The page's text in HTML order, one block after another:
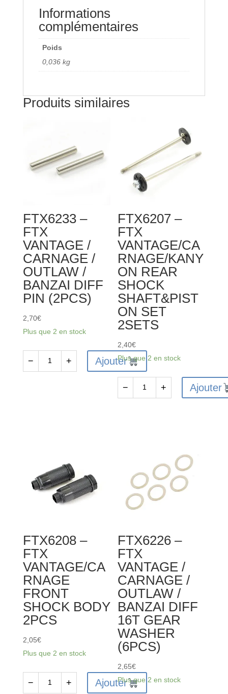
DRIVESHAFTS
Informations
complémentaires
Poids
0,036 kg
Produits similaires
FTX6233 –
FTX
VANTAGE /
CARNAGE /
OUTLAW /
BANZAI DIFF
PIN (2PCS)
2,70€
Plus que 2 en stock
OUTLAW
PIN
(2PCS)
− + Ajouter
FTX6207 –
FTX
VANTAGE/CA
RNAGE/KANY
ON REAR
SHOCK
SHAFT&PIST
ON SET
2SETS
2,40€
Plus que 2 en stock
VANTAGE/CARNAGE/KANYON
REAR
SHOCK
SHAFT&PISTON
− + Ajouter
FTX6208 –
FTX
VANTAGE/CA
RNAGE
FRONT
SHOCK BODY
2PCS
2,05€
Plus que 2 en stock
− + Ajouter
FTX6226 –
FTX
VANTAGE /
CARNAGE /
OUTLAW /
BANZAI DIFF
16T GEAR
WASHER
(6PCS)
2,65€
Plus que 2 en stock